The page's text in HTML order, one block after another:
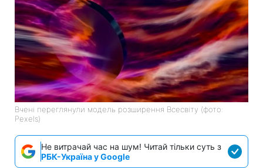
Вчені переглянули модель розширення Всесвіту (фото:
Pexels)
Не витрачай час на шум! Читай тільки суть з
РБК-Україна у Google